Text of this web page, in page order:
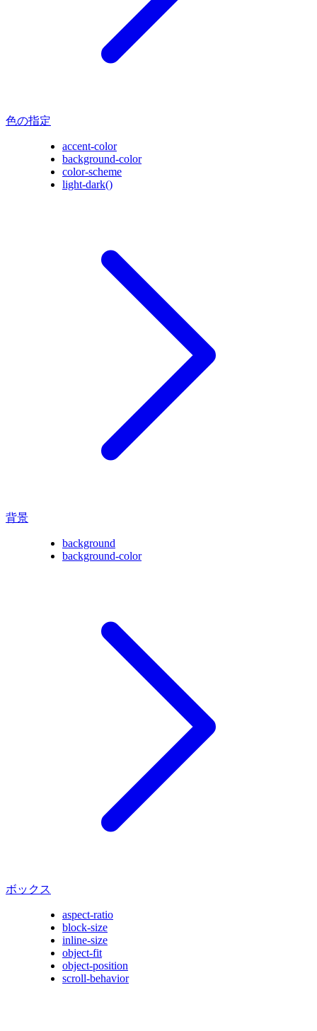
色の指定
accent-color
background-color
color-scheme
light-dark()
背景
background
background-color
ボックス
aspect-ratio
block-size
inline-size
object-fit
object-position
scroll-behavior